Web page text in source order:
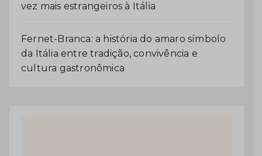
vez mais estrangeiros à Itália
Fernet-Branca: a história do amaro símbolo
da Itália entre tradição, convivência e
cultura gastronômica